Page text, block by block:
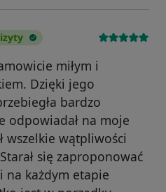
miłym i
Dzięki jego
bardzo
odpowiadał na moje
wszelkie wątpliwości
się zaproponować
na każdym etapie